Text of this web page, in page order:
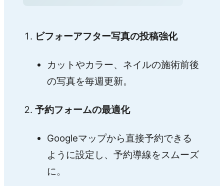
ビフォーアフター写真の投稿強化
カットやカラー、ネイルの施術前後
の写真を毎週更新。
予約フォームの最適化
Googleマップから直接予約できる
ように設定し、予約導線をスムーズ
に。